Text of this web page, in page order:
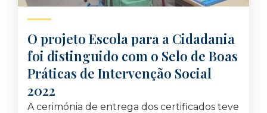
O projeto Escola para a Cidadania
foi distinguido com o Selo de Boas
Práticas de Intervenção Social
2022
A cerimónia de entrega dos certificados teve